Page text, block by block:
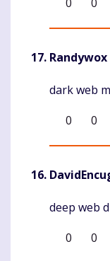
Randywox
Komentaras
dark web
0
0
Komentaras
deep web
0
0